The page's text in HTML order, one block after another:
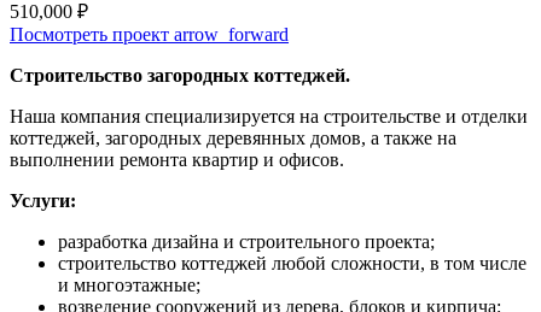
510,000 ₽
Посмотреть проект arrow_forward
Строительство загородных коттеджей.
Наша компания специализируется на строительстве и отделки
коттеджей, загородных деревянных домов, а также на
выполнении ремонта квартир и офисов.
Услуги:
разработка дизайна и строительного проекта;
строительство коттеджей любой сложности, в том числе
и многоэтажные;
возведение сооружений из дерева, блоков и кирпича;